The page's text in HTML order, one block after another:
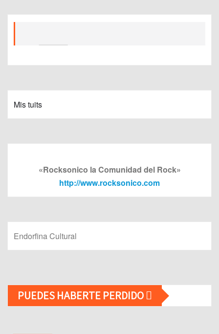
Mis tuits
«Rocksonico la Comunidad del Rock»
http://www.rocksonico.com
Endorfina Cultural
PUEDES HABERTE PERDIDO